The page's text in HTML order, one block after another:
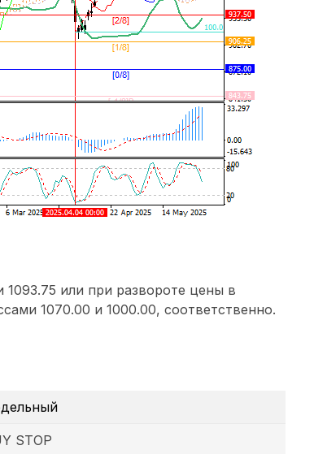
или при развороте цены в
1070.00 и 1000.00, соответственно.
STOP